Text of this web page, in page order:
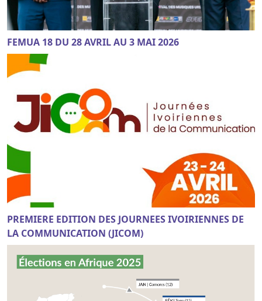
FEMUA 18 DU 28 AVRIL AU 3 MAI 2026
PREMIERE EDITION DES JOURNEES IVOIRIENNES DE
LA COMMUNICATION (JICOM)